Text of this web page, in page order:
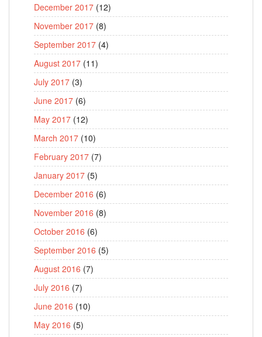
December 2017 (12)
November 2017 (8)
September 2017 (4)
August 2017 (11)
July 2017 (3)
June 2017 (6)
May 2017 (12)
March 2017 (10)
February 2017 (7)
January 2017 (5)
December 2016 (6)
November 2016 (8)
October 2016 (6)
September 2016 (5)
August 2016 (7)
July 2016 (7)
June 2016 (10)
May 2016 (5)